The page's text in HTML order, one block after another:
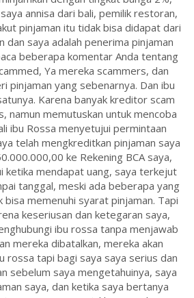
annisa dari bali, pemilik restoran,
pinjaman itu tidak bisa didapat dari
dan saya adalah penerima pinjaman
beberapa komentar Anda tentang
Ya mereka scammers, dan
pinjaman yang sebenarnya. Dan ibu
Karena banyak kreditor scam
namun memutuskan untuk mencoba
ibu Rossa menyetujui permintaan
telah mengkreditkan pinjaman saya
ke Rekening BCA saya,
ketika mendapat uang, saya terkejut
tanggal, meski ada beberapa yang
bisa memenuhi syarat pinjaman. Tapi
keseriusan dan ketegaran saya,
ibu rossa tanpa menjawab
mereka dibatalkan, mereka akan
rossa tapi bagi saya saya serius dan
sebelum saya mengetahuinya, saya
saya, dan ketika saya bertanya